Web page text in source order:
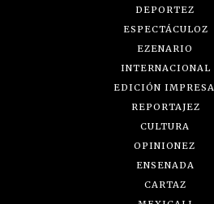
DEPORTEZ
ESPECTÁCULOZ
EZENARIO
INTERNACIONAL
EDICIÓN IMPRESA
REPORTAJEZ
CULTURA
OPINIONEZ
ENSENADA
CARTAZ